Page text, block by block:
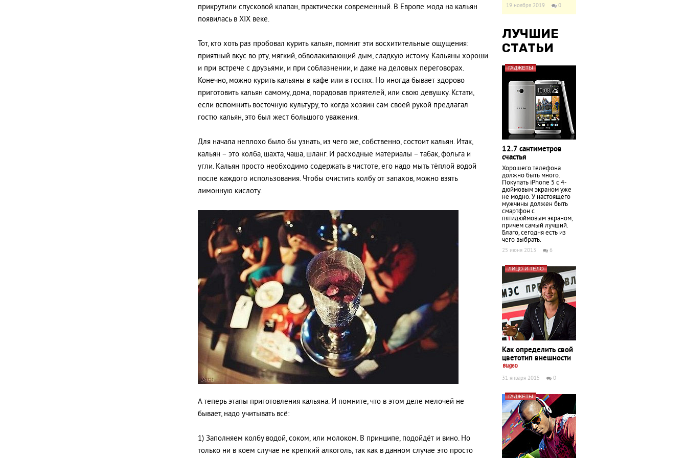
19 ноября 2019 0
ЛУЧШИЕ
СТАТЬИ
ГАДЖЕТЫ
12.7 сантиметров
счастья
Хорошего телефона
должно быть много.
Покупать iPhone 5 с 4-
дюймовым экраном уже
не модно. У настоящего
мужчины должен быть
смартфон с
пятидюймовым экраном,
причем самый лучший.
Благо, сегодня есть из
чего выбрать.
25 июня 2013 6
ЛИЦО И ТЕЛО
Как определить свой
цветотип внешности
31 января 2015 0
ГАДЖЕТЫ
прикрутили спусковой клапан, практически современный. В Европе мода на кальян
появилась в XIX веке.
Тот, кто хоть раз пробовал курить кальян, помнит эти восхитительные ощущения:
приятный вкус во рту, мягкий, обволакивающий дым, сладкую истому. Кальяны хороши
и при встрече с друзьями, и при соблазнении, и даже на деловых переговорах.
Конечно, можно курить кальяны в кафе или в гостях. Но иногда бывает здорово
приготовить кальян самому, дома, порадовав приятелей, или свою девушку. Кстати,
если вспомнить восточную культуру, то когда хозяин сам своей рукой предлагал
гостю кальян, это был жест большого уважения.
Для начала неплохо было бы узнать, из чего же, собственно, состоит кальян. Итак,
кальян – это колба, шахта, чаша, шланг. И расходные материалы – табак, фольга и
угли. Кальян просто необходимо содержать в чистоте, его надо мыть тёплой водой
после каждого использования. Чтобы очистить колбу от запахов, можно взять
лимонную кислоту.
А теперь этапы приготовления кальяна. И помните, что в этом деле мелочей не
бывает, надо учитывать всё:
1) Заполняем колбу водой, соком, или молоком. В принципе, подойдёт и вино. Но
только ни в коем случае не крепкий алкоголь, так как в данном случае это просто